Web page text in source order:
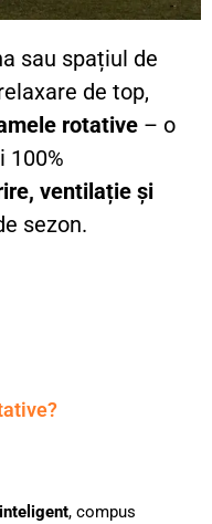
sau spațiul de
de top,
rotative – o
100%
ventilație și
sezon.
, compus